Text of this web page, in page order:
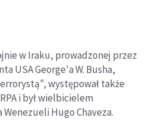
w Iraku, prowadzonej przez
USA George'a W. Busha,
występował także
i był wielbicielem
Hugo Chaveza.